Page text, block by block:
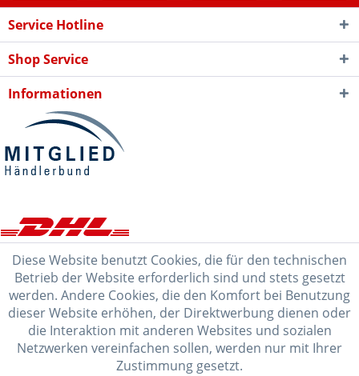
Service Hotline
Shop Service
Informationen
Diese Website benutzt Cookies, die für den technischen
Betrieb der Website erforderlich sind und stets gesetzt
werden. Andere Cookies, die den Komfort bei Benutzung
dieser Website erhöhen, der Direktwerbung dienen oder
die Interaktion mit anderen Websites und sozialen
Netzwerken vereinfachen sollen, werden nur mit Ihrer
Zustimmung gesetzt.